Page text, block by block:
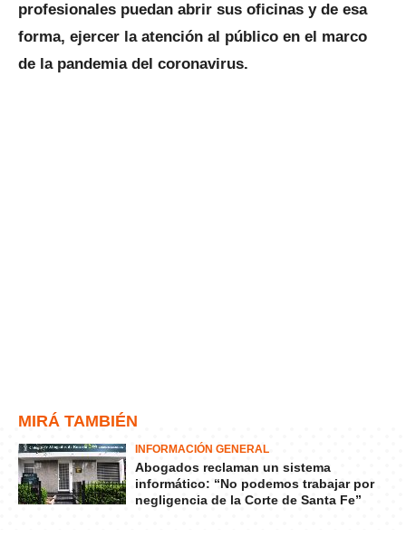
profesionales puedan abrir sus oficinas y de esa
forma, ejercer la atención al público en el marco
de la pandemia del coronavirus.
MIRÁ TAMBIÉN
INFORMACIÓN GENERAL
Abogados reclaman un sistema
informático: “No podemos trabajar por
negligencia de la Corte de Santa Fe”